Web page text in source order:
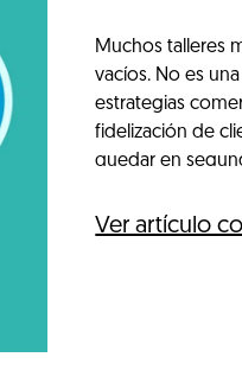
Muchos talleres
vacíos. No es
estrategias
fidelización de
quedar en
Ver artículo